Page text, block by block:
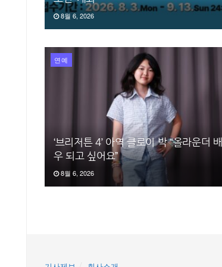
8월 6, 2026
연예
‘브리저튼 4’ 아역 클로이 박 “올라운더 배
우 되고 싶어요”
8월 6, 2026